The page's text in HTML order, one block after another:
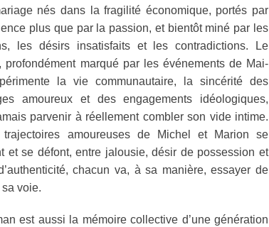
nés dans la fragilité économique, portés par
plus que par la passion, et bientôt miné par les
les désirs insatisfaits et les contradictions. Le
profondément marqué par les événements de Mai-
la vie communautaire, la sincérité des
amoureux et des engagements idéologiques,
parvenir à réellement combler son vide intime.
amoureuses de Michel et Marion se
et se défont, entre jalousie, désir de possession et
chacun va, à sa manière, essayer de
voie.
est aussi la mémoire collective d’une génération